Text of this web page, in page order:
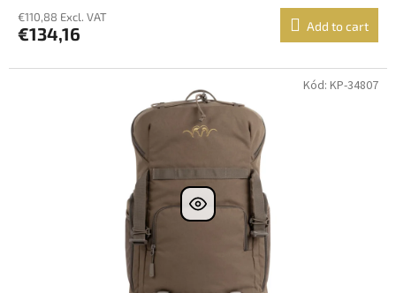
€110,88 Excl. VAT
€134,16 Add to cart
Kód: KP-34807